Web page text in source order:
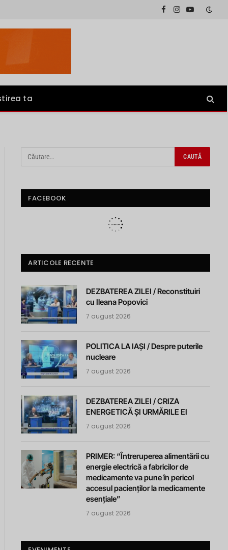
Facebook
InstagramYouTube
ta
FACEBOOK
ARTICOLE RECENTE
DEZBATEREA ZILEI / Reconstituiri
cu Ileana Popovici
7 august 2026
POLITICA LA IAȘI / Despre puterile
nucleare
7 august 2026
DEZBATEREA ZILEI / CRIZA
ENERGETICĂ ȘI URMĂRILE EI
7 august 2026
PRIMER: “Întreruperea alimentării cu
energie electrică a fabricilor de
medicamente va pune în pericol
accesul pacienților la medicamente
esențiale”
7 august 2026